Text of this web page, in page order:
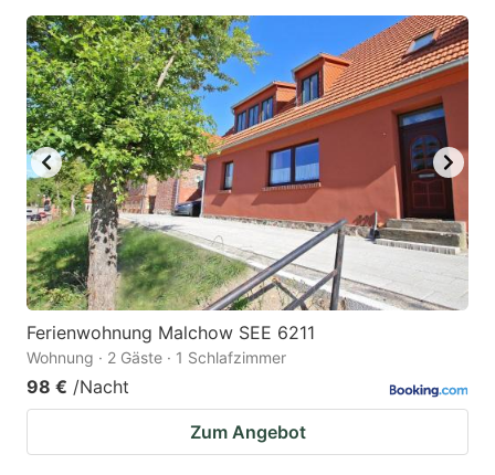
Ferienwohnung Malchow SEE 6211
Wohnung · 2 Gäste · 1 Schlafzimmer
98 € /Nacht
Zum Angebot